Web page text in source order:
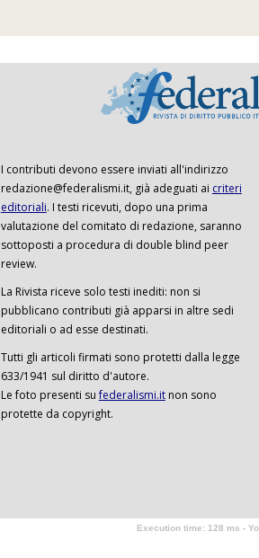
I contributi devono essere inviati all'indirizzo
redazione@federalismi.it, già adeguati ai criteri
editoriali. I testi ricevuti, dopo una prima
valutazione del comitato di redazione, saranno
sottoposti a procedura di double blind peer
review.
La Rivista riceve solo testi inediti: non si
pubblicano contributi già apparsi in altre sedi
editoriali o ad esse destinati.
Tutti gli articoli firmati sono protetti dalla legge
633/1941 sul diritto d'autore.
Le foto presenti sufederalismi.itnon sono
protette da copyright.
Execution time: 128 ms -